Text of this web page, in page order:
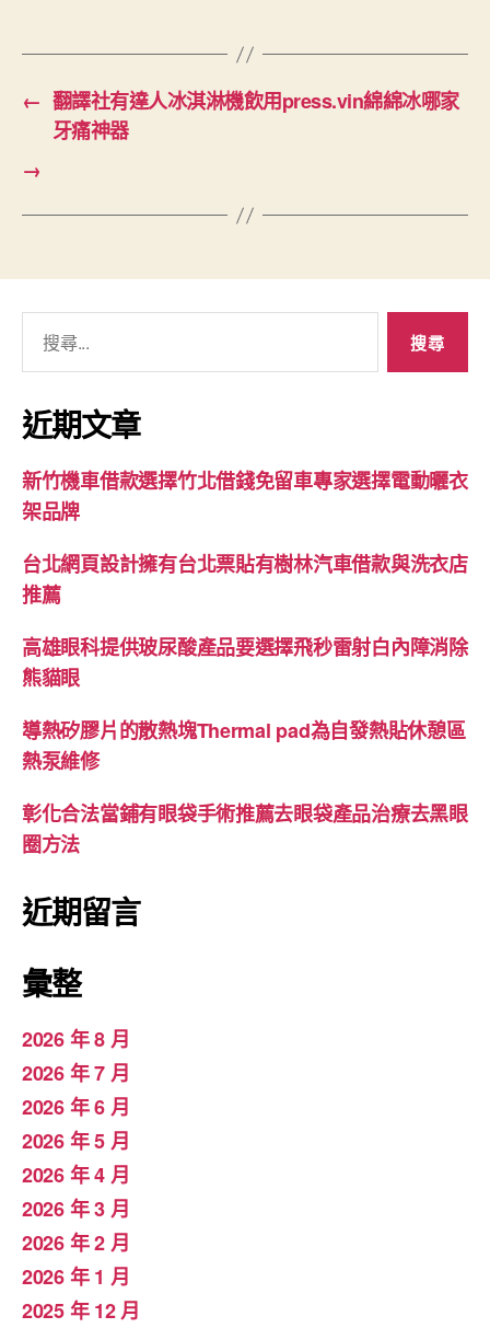
← 翻譯社有達人冰淇淋機飲用press.vin綿綿冰哪家
牙痛神器
→
關
鍵
字:
近期文章
新竹機車借款選擇竹北借錢免留車專家選擇電動曬衣
架品牌
台北網頁設計擁有台北票貼有樹林汽車借款與洗衣店
推薦
高雄眼科提供玻尿酸產品要選擇飛秒雷射白內障消除
熊貓眼
導熱矽膠片的散熱塊Thermal pad為自發熱貼休憩區
熱泵維修
彰化合法當鋪有眼袋手術推薦去眼袋產品治療去黑眼
圈方法
近期留言
彙整
2026 年 8 月
2026 年 7 月
2026 年 6 月
2026 年 5 月
2026 年 4 月
2026 年 3 月
2026 年 2 月
2026 年 1 月
2025 年 12 月